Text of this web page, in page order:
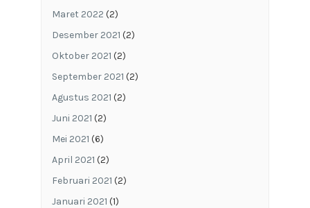
Maret 2022 (2)
Desember 2021 (2)
Oktober 2021 (2)
September 2021 (2)
Agustus 2021 (2)
Juni 2021 (2)
Mei 2021 (6)
April 2021 (2)
Februari 2021 (2)
Januari 2021 (1)